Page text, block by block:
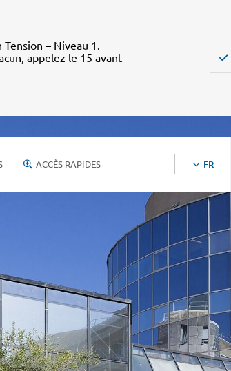
– Niveau 1.
appelez le 15 avant
ACCÈS RAPIDES FR